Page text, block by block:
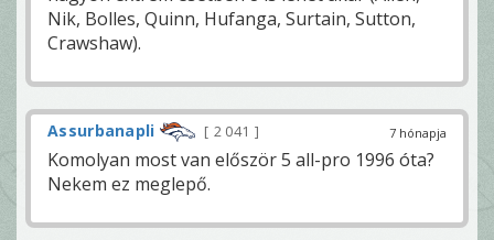
Nik, Bolles, Quinn, Hufanga, Surtain, Sutton,
Crawshaw).
7 hónapja
Assurbanapli 2 041
Komolyan most van először 5 all-pro 1996 óta?
Nekem ez meglepő.